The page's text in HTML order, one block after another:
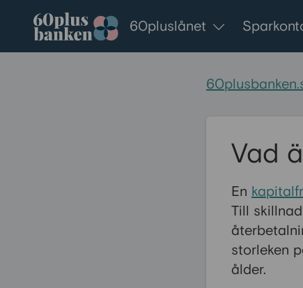
Gå till innehållet
60pluslånet
Vad
En
Till
storleken
ålder.